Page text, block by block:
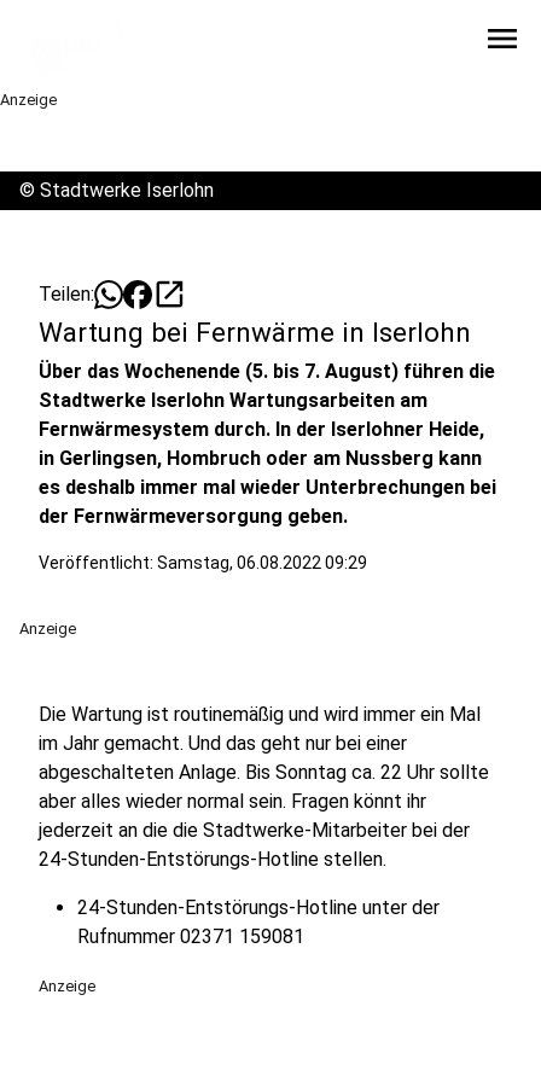
menu
Anzeige
© Stadtwerke Iserlohn
Teilen: open_in_new
Wartung bei Fernwärme in Iserlohn
Über das Wochenende (5. bis 7. August) führen die
Stadtwerke Iserlohn Wartungsarbeiten am
Fernwärmesystem durch. In der Iserlohner Heide,
in Gerlingsen, Hombruch oder am Nussberg kann
es deshalb immer mal wieder Unterbrechungen bei
der Fernwärmeversorgung geben.
Veröffentlicht: Samstag, 06.08.2022 09:29
Anzeige
Die Wartung ist routinemäßig und wird immer ein Mal
im Jahr gemacht. Und das geht nur bei einer
abgeschalteten Anlage. Bis Sonntag ca. 22 Uhr sollte
aber alles wieder normal sein. Fragen könnt ihr
jederzeit an die die Stadtwerke-Mitarbeiter bei der
24-Stunden-Entstörungs-Hotline stellen.
24-Stunden-Entstörungs-Hotline unter der
Rufnummer 02371 159081
Anzeige